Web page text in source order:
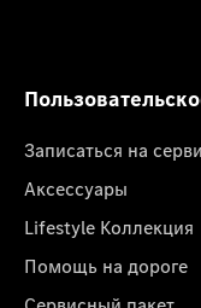
Записаться на
Аксессуары
Lifestyle Коллекция
Помощь на дороге